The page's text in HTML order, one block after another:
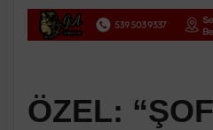
ÖZEL: